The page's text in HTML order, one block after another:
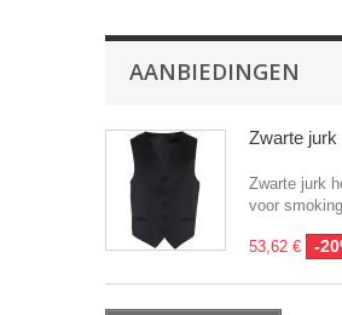
AANBIEDINGEN
Zwarte jurk
Zwarte jurk
voor
53,62 € -